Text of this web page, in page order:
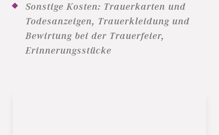
Sonstige Kosten: Trauerkarten und
Todesanzeigen, Trauerkleidung und
Bewirtung bei der Trauerfeier,
Erinnerungsstücke